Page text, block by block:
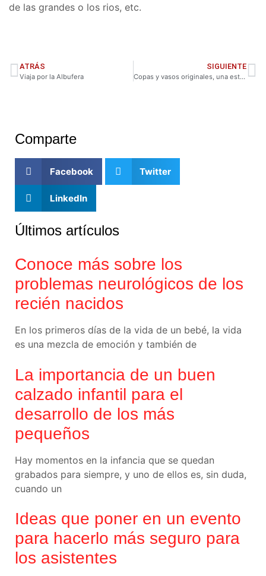
de las grandes o los rios, etc.
ATRÁS
Viaja por la Albufera
SIGUIENTE
Copas y vasos originales, una estrategia de captación de clientes en restauración
Comparte
Facebook Twitter
LinkedIn
Últimos artículos
Conoce más sobre los
problemas neurológicos de los
recién nacidos
En los primeros días de la vida de un bebé, la vida
es una mezcla de emoción y también de
La importancia de un buen
calzado infantil para el
desarrollo de los más
pequeños
Hay momentos en la infancia que se quedan
grabados para siempre, y uno de ellos es, sin duda,
cuando un
Ideas que poner en un evento
para hacerlo más seguro para
los asistentes